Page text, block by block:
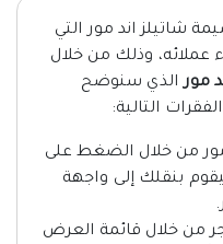
شاتيلز اند مور التي
عملائه، وذلك من خلال
مورالذي سنوضح
التالية:
من خلال الضغط على
بنقلك إلى واجهة
من خلال قائمة العرض